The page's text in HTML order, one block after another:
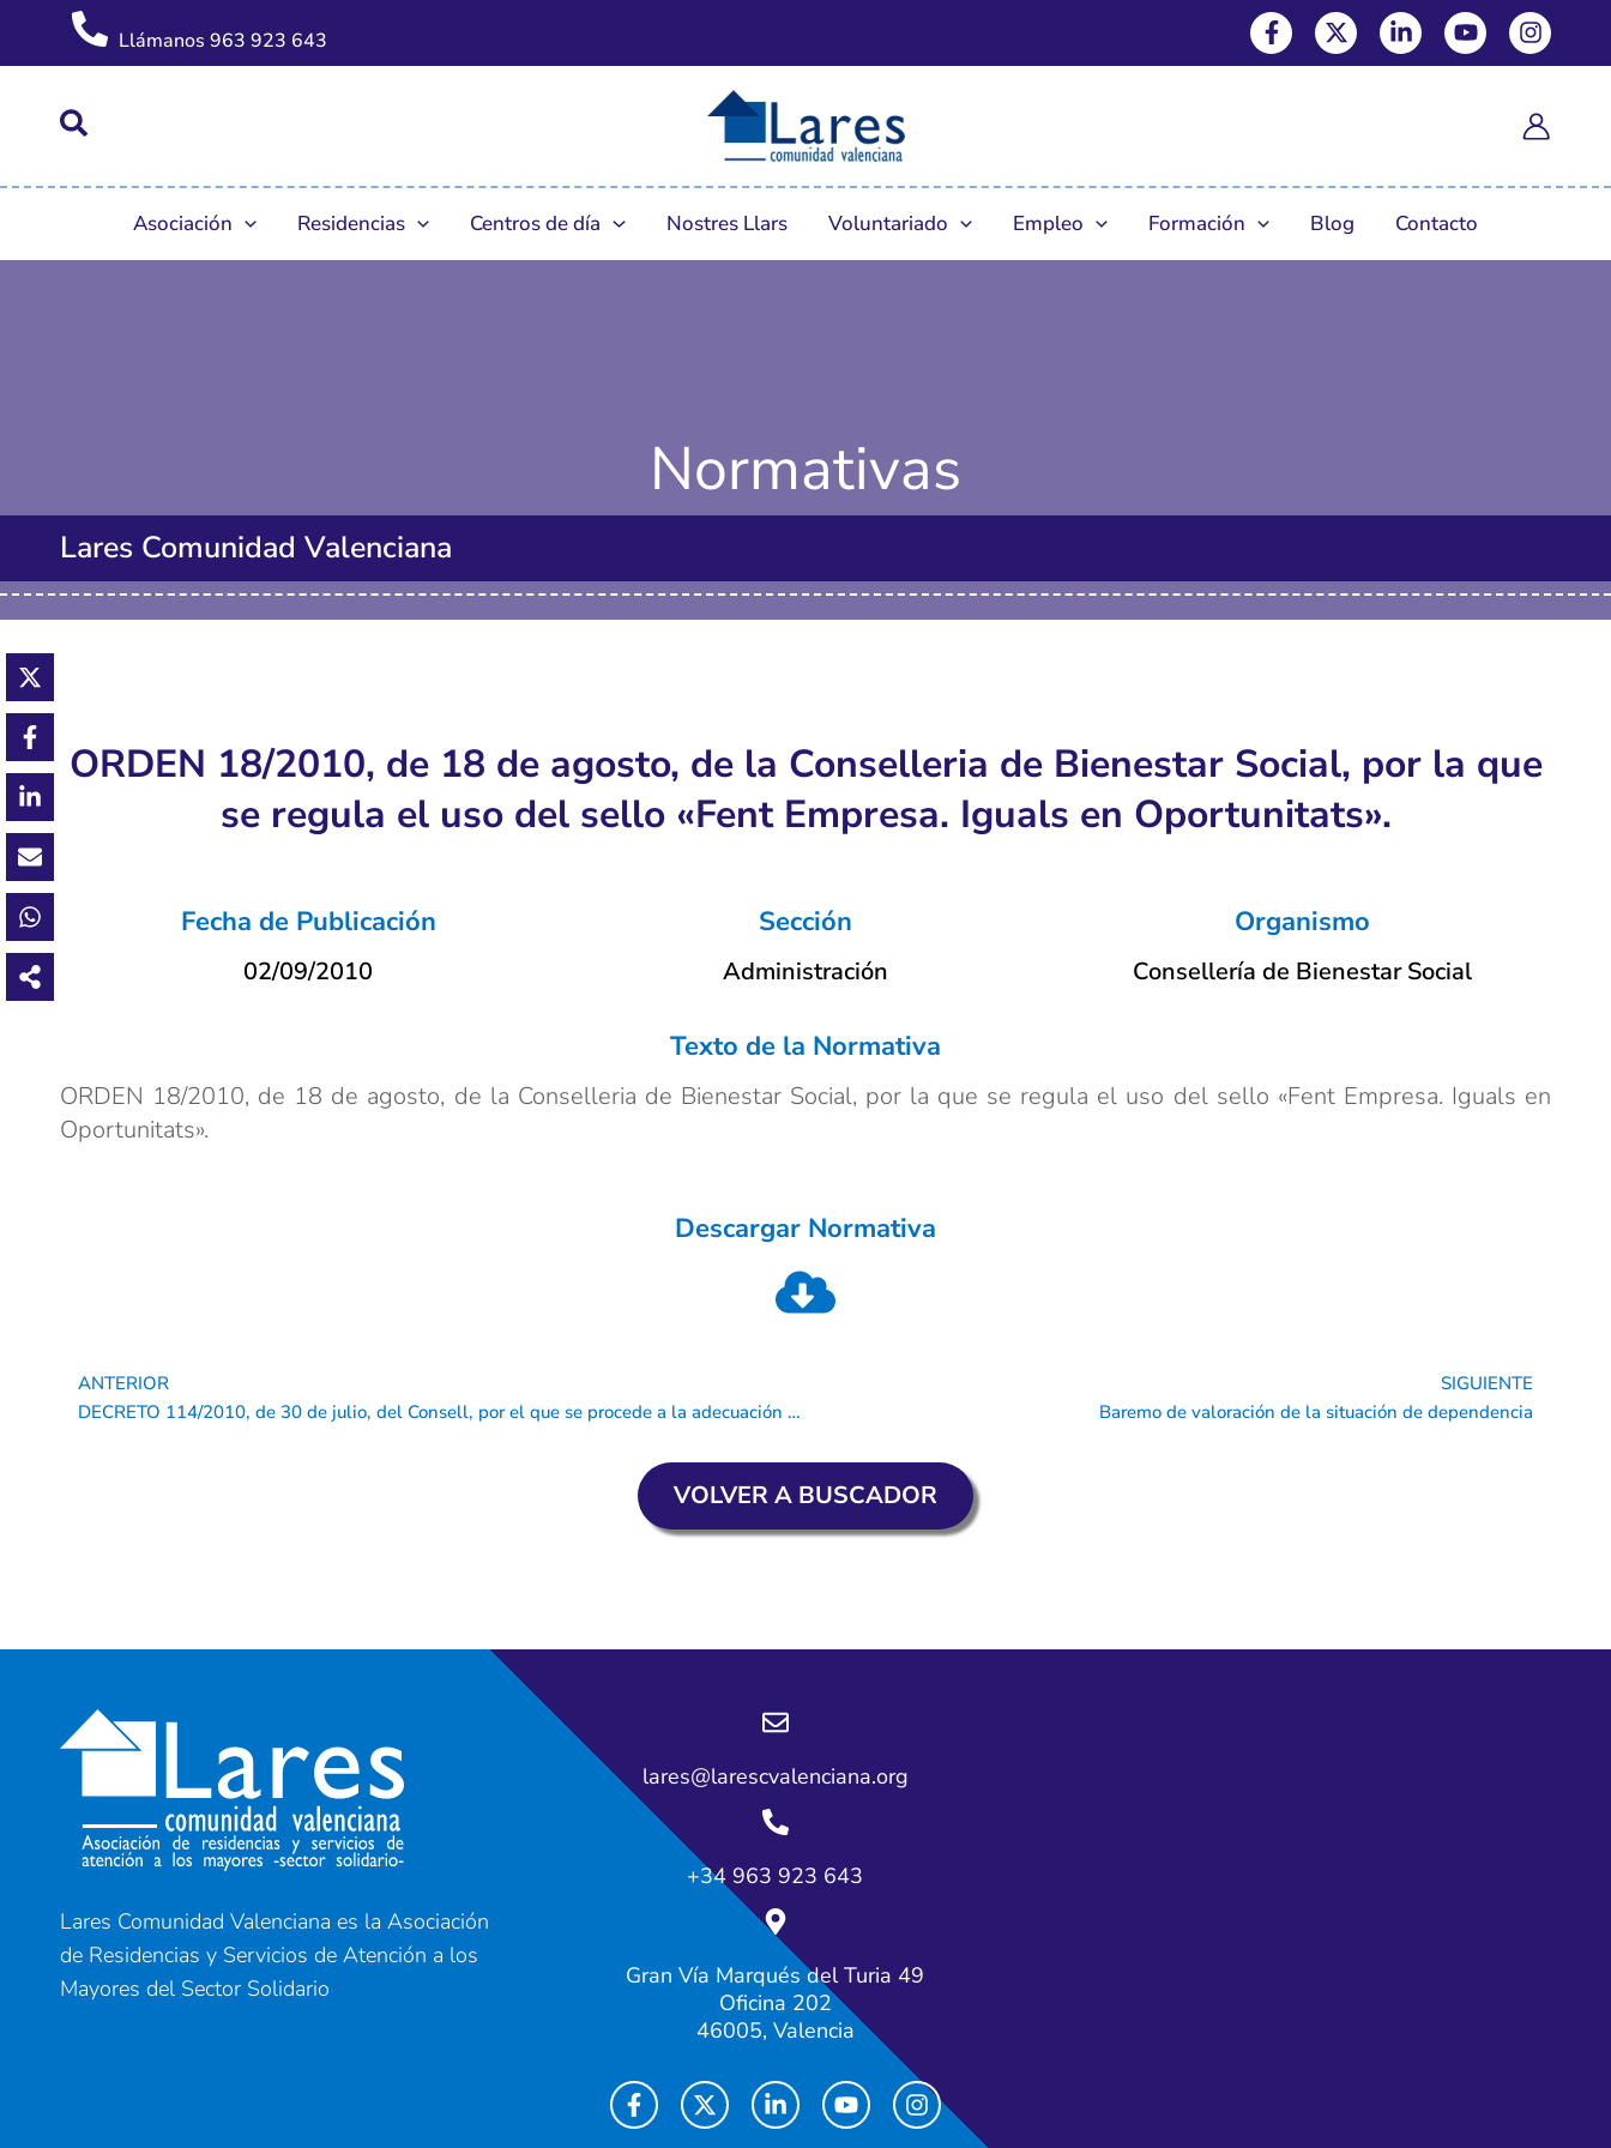
Llámanos 963 923 643
Facebook-f X-twitter Linkedin-in Youtube Instagram
Asociación Residencias Centros de día Nostres Llars Voluntariado Empleo Formación Blog Contacto
Normativas
Lares Comunidad Valenciana
ORDEN 18/2010, de 18 de agosto, de la Conselleria de Bienestar Social, por la que
se regula el uso del sello «Fent Empresa. Iguals en Oportunitats».
Fecha de Publicación
02/09/2010
Sección
Administración
Organismo
Consellería de Bienestar Social
Texto de la Normativa
ORDEN 18/2010, de 18 de agosto, de la Conselleria de Bienestar Social, por la que se regula el uso del sello «Fent Empresa. Iguals en
Oportunitats».
Descargar Normativa
Ant
ANTERIOR
DECRETO 114/2010, de 30 de julio, del Consell, por el que se procede a la adecuación terminológica en el ámbito de las personas con discapacidad
SIGUIENTE
Baremo de valoración de la situación de dependencia
VOLVER A BUSCADOR
Lares Comunidad Valenciana es la Asociación
de Residencias y Servicios de Atención a los
Mayores del Sector Solidario
lares@larescvalenciana.org
+34 963 923 643
Gran Vía Marqués del Turia 49
Oficina 202
46005, Valencia
F
a
c
X
-
t
L
i
n
Y
o
u
I
n
s